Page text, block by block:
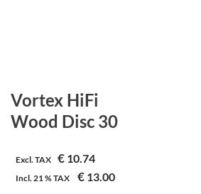
Vortex HiFi
Wood Disc 30
Excl. TAX € 10.74
Incl.21 %TAX € 13.00